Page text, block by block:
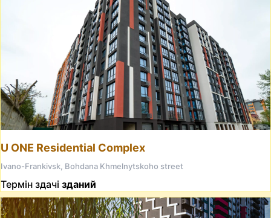
U ONE Residential Complex
Ivano-Frankivsk, Bohdana Khmelnytskoho street
Термін здачі зданий